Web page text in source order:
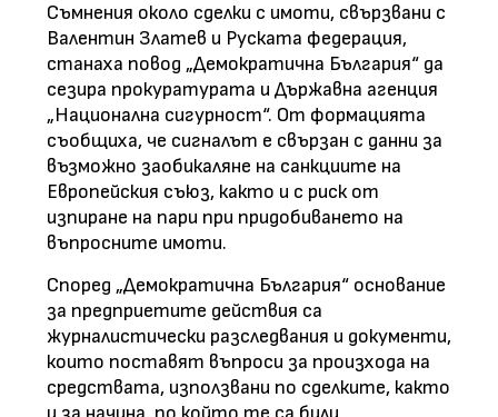
Съмнения около сделки с имоти, свързвани с
Валентин Златев и Руската федерация,
станаха повод „Демократична България“ да
сезира прокуратурата и Държавна агенция
„Национална сигурност“. От формацията
съобщиха, че сигналът е свързан с данни за
възможно заобикаляне на санкциите на
Европейския съюз, както и с риск от
изпиране на пари при придобиването на
въпросните имоти.
Според „Демократична България“ основание
за предприетите действия са
журналистически разследвания и документи,
които поставят въпроси за произхода на
средствата, използвани по сделките, както